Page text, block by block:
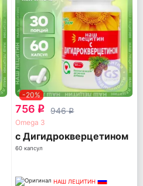
-20%
756 q 946q
Omega 3
с Дигидрокверцетином
60 капсул
НАШ ЛЕЦИТИН